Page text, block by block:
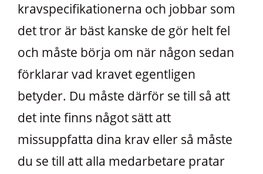
kravspecifikationerna och jobbar som
det tror är bäst kanske de gör helt fel
och måste börja om när någon sedan
förklarar vad kravet egentligen
betyder. Du måste därför se till så att
det inte finns något sätt att
missuppfatta dina krav eller så måste
du se till att alla medarbetare pratar